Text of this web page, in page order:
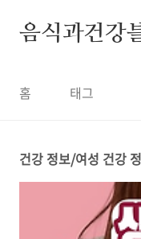
음식과건강
홈 태그
건강 정보/여성 건강